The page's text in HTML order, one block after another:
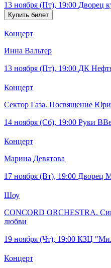
13 ноября (Пт), 19:00 Дворец
Концерт
Инна Вальтер
13 ноября (Пт), 19:00 ДК
Концерт
Сектор Газа. Посвящение
14 ноября (Сб), 19:00 Руки
Концерт
Марина Девятова
17 ноября (Вт), 19:00 Дворец
Шоу
CONCORD ORCHESTRA.
любви
19 ноября (Чт), 19:00 КЗЦ
Концерт